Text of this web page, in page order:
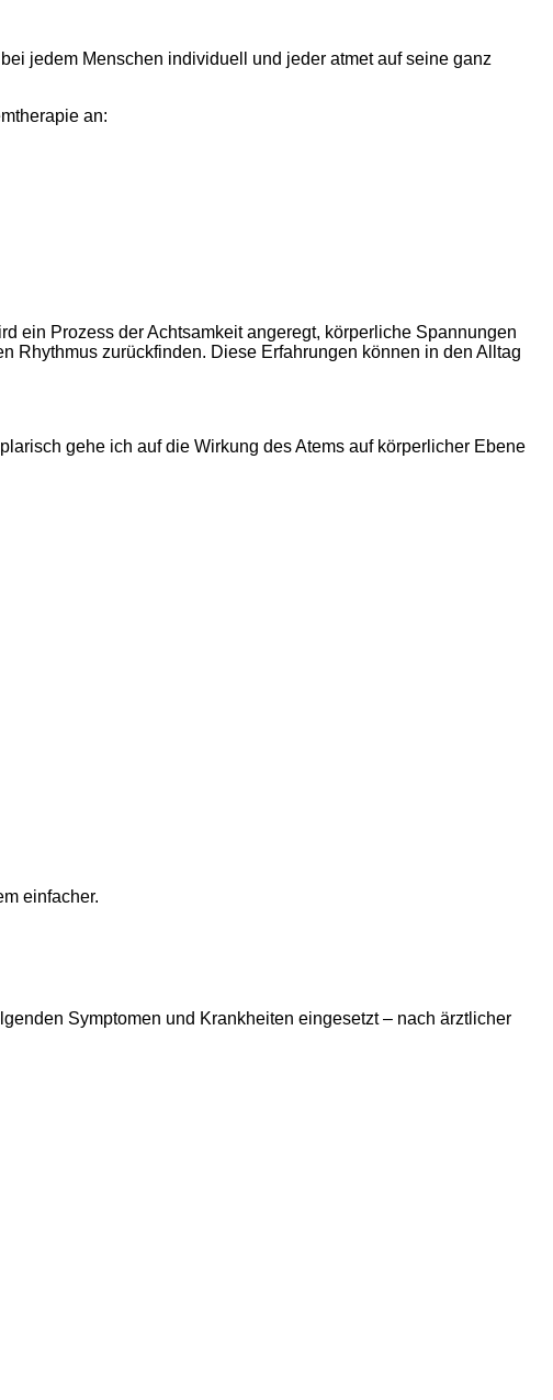
jedem Menschen individuell und jeder atmet auf seine ganz
an:
ein Prozess der Achtsamkeit angeregt, körperliche Spannungen
Rhythmus zurückfinden. Diese Erfahrungen können in den Alltag
gehe ich auf die Wirkung des Atems auf körperlicher Ebene
einfacher.
Symptomen und Krankheiten eingesetzt – nach ärztlicher